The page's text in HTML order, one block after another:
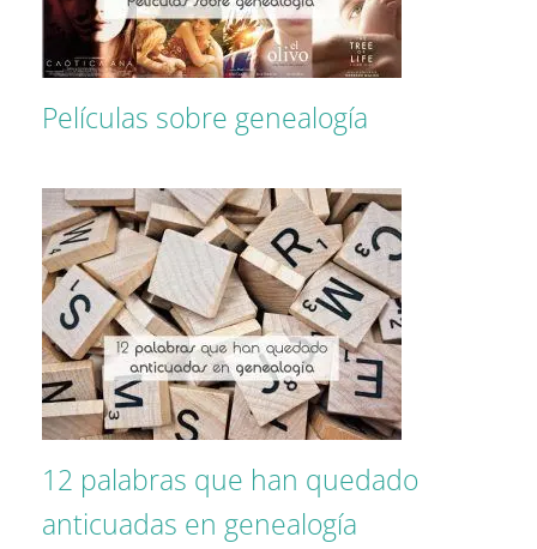
Películas sobre genealogía
12 palabras que han quedado
anticuadas en genealogía